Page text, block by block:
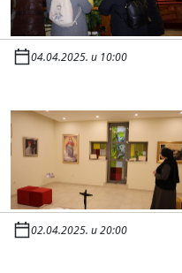
04.04.2025. u 10:00
02.04.2025. u 20:00